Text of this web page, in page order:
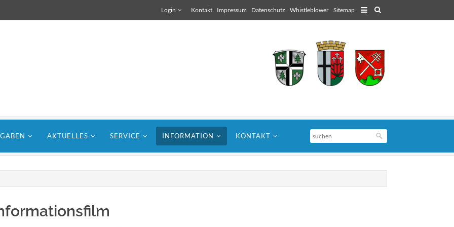
Kontakt Impressum Datenschutz Whistleblower Sitemap
Login
AKTUELLES SERVICE INFORMATION KONTAKT
adipiscing elit. Aenean commodo ligula eget